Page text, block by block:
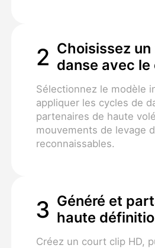
2 Choisissez
danse avec le
Sélectionnez le modèle
appliquer les cycles de
partenaires de haute
mouvements de levage
reconnaissables.
3 Généré et
haute
Créez un court clip HD,